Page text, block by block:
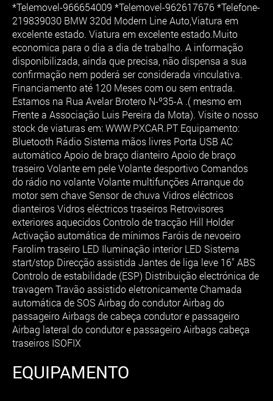
*Telemovel-966654009 *Telemovel-962617676 *Telefone-
219839030 BMW 320d Modern Line Auto,Viatura em
excelente estado. Viatura em excelente estado.Muito
economica para o dia a dia de trabalho. A informação
disponibilizada, ainda que precisa, não dispensa a sua
confirmação nem poderá ser considerada vinculativa.
Financiamento até 120 Meses com ou sem entrada.
Estamos na Rua Avelar Brotero N-º35-A .( mesmo em
Frente a Associação Luis Pereira da Mota). Visite o nosso
stock de viaturas em: WWW.PXCAR.PT Equipamento:
Bluetooth Rádio Sistema mãos livres Porta USB AC
automático Apoio de braço dianteiro Apoio de braço
traseiro Volante em pele Volante desportivo Comandos
do rádio no volante Volante multifunções Arranque do
motor sem chave Sensor de chuva Vidros eléctricos
dianteiros Vidros eléctricos traseiros Retrovisores
exteriores aquecidos Controlo de tracção Hill Holder
Activação automática de mínimos Faróis de nevoeiro
Farolim traseiro LED Iluminação interior LED Sistema
start/stop Direcção assistida Jantes de liga leve 16" ABS
Controlo de estabilidade (ESP) Distribuição electrónica de
travagem Travão assistido eletronicamente Chamada
automática de SOS Airbag do condutor Airbag do
passageiro Airbags de cabeça condutor e passageiro
Airbag lateral do condutor e passageiro Airbags cabeça
traseiros ISOFIX
EQUIPAMENTO